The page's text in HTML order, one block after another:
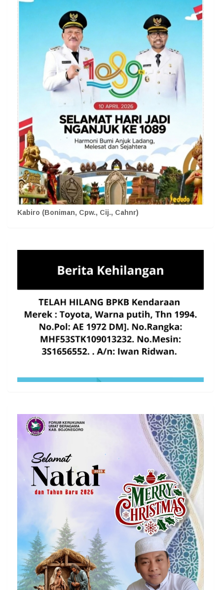
Kabiro (Boniman, Cpw., Cij., Cahnr)